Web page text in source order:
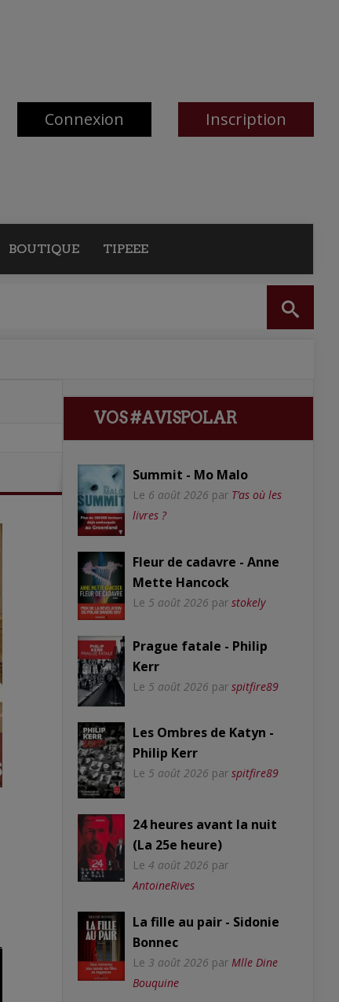
Connexion Inscription
BOUTIQUE TIPEEE
VOS #AVISPOLAR
Summit - Mo Malo
Le 6 août 2026 par T’as où les
livres ?
Fleur de cadavre - Anne
Mette Hancock
Le 5 août 2026 par stokely
Prague fatale - Philip
Kerr
Le 5 août 2026 par spitfire89
Les Ombres de Katyn -
Philip Kerr
Le 5 août 2026 par spitfire89
24 heures avant la nuit
(La 25e heure)
Le 4 août 2026 par
AntoineRives
La fille au pair - Sidonie
Bonnec
Le 3 août 2026 par Mlle Dine
Bouquine